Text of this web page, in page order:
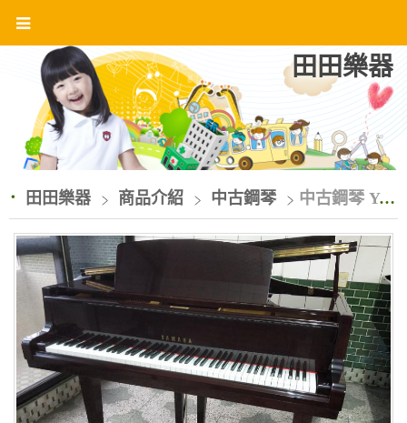
田田樂器
田田樂器 商品介紹 中古鋼琴 中古鋼琴 YAMAHA G1